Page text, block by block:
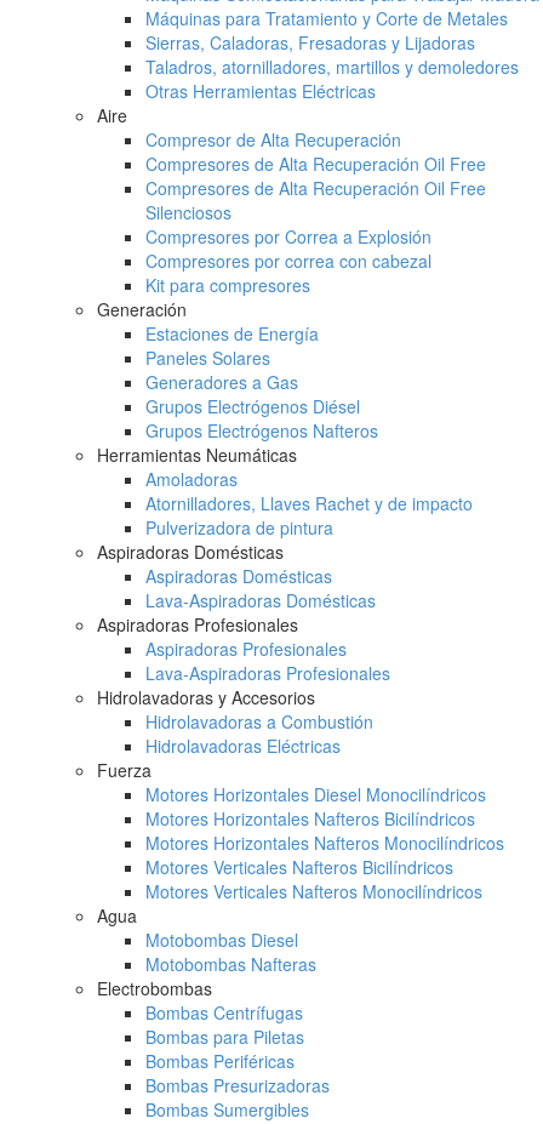
Máquinas para Tratamiento y Corte de Metales
Sierras, Caladoras, Fresadoras y Lijadoras
Taladros, atornilladores, martillos y demoledores
Otras Herramientas Eléctricas
Aire
Compresor de Alta Recuperación
Compresores de Alta Recuperación Oil Free
Compresores de Alta Recuperación Oil Free
Silenciosos
Compresores por Correa a Explosión
Compresores por correa con cabezal
Kit para compresores
Generación
Estaciones de Energía
Paneles Solares
Generadores a Gas
Grupos Electrógenos Diésel
Grupos Electrógenos Nafteros
Herramientas Neumáticas
Amoladoras
Atornilladores, Llaves Rachet y de impacto
Pulverizadora de pintura
Aspiradoras Domésticas
Aspiradoras Domésticas
Lava-Aspiradoras Domésticas
Aspiradoras Profesionales
Aspiradoras Profesionales
Lava-Aspiradoras Profesionales
Hidrolavadoras y Accesorios
Hidrolavadoras a Combustión
Hidrolavadoras Eléctricas
Fuerza
Motores Horizontales Diesel Monocilíndricos
Motores Horizontales Nafteros Bicilíndricos
Motores Horizontales Nafteros Monocilíndricos
Motores Verticales Nafteros Bicilíndricos
Motores Verticales Nafteros Monocilíndricos
Agua
Motobombas Diesel
Motobombas Nafteras
Electrobombas
Bombas Centrífugas
Bombas para Piletas
Bombas Periféricas
Bombas Presurizadoras
Bombas Sumergibles